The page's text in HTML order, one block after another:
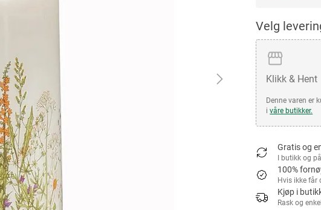
Velg
Klikk & Hent
Denne varen er
ivåre butikker.
Gratis og
I butikk og
100%
Hvis ikke får
Kjøp i
Rask og